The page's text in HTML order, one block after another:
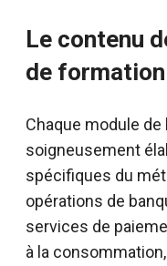
Le contenu
de formation
Chaque module
soigneusement
spécifiques du
opérations de
services de
à la